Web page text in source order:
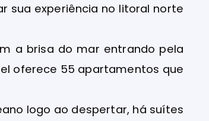
sua experiência no litoral norte
a brisa do mar entrando pela
oferece 55 apartamentos que
logo ao despertar, há suítes